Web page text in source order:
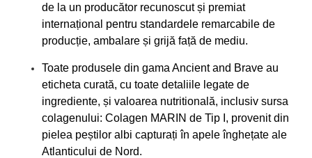
de la un producător recunoscut și premiat
internațional pentru standardele remarcabile de
producție, ambalare și grijă față de mediu.
Toate produsele din gama Ancient and Brave au
eticheta curată, cu toate detaliile legate de
ingrediente, și valoarea nutritională, inclusiv sursa
colagenului: Colagen MARIN de Tip I, provenit din
pielea peștilor albi capturați în apele înghețate ale
Atlanticului de Nord.